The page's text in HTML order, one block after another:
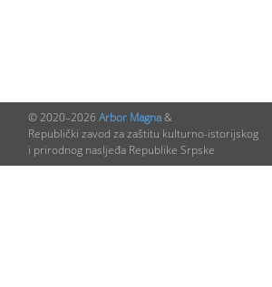
© 2020–2026 Arbor Magna&
Republički zavod za zaštitu kulturno-istorijskog
i prirodnog nasljeđa Republike Srpske